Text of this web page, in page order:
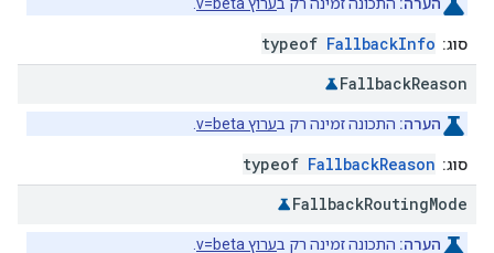
הערה: התכונה זמינה רק בערוץ v=beta .
סוג: typeof FallbackInfo
FallbackReason
הערה: התכונה זמינה רק בערוץ v=beta .
סוג: typeof FallbackReason
FallbackRoutingMode
הערה: התכונה זמינה רק בערוץ v=beta .